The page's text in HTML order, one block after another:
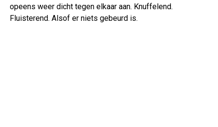
opeens weer dicht tegen elkaar aan. Knuffelend.
Fluisterend. Alsof er niets gebeurd is.